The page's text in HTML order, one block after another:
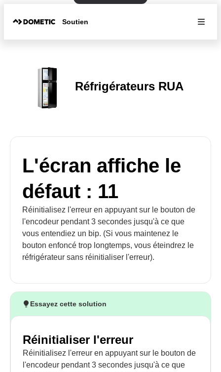
Soutien
Réfrigérateurs RUA
L'écran affiche le
défaut : 11
Réinitialisez l'erreur en appuyant sur le bouton de
l'encodeur pendant 3 secondes jusqu'à ce que
vous entendiez un bip. (Si vous maintenez le
bouton enfoncé trop longtemps, vous éteindrez le
réfrigérateur sans réinitialiser l'erreur).
Essayez cette solution
Réinitialiser l'erreur
Réinitialisez l'erreur en appuyant sur le bouton de
l'encodeur pendant 3 secondes jusqu'à ce que